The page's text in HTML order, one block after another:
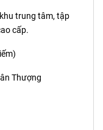
trung tâm, tập
cấp.
Thượng